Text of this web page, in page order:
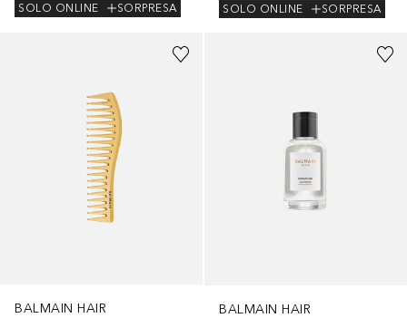
SOLO ONLINE
SORPRESA
SOLO ONLINE
SORPRESA
BALMAIN HAIR
BALMAIN HAIR